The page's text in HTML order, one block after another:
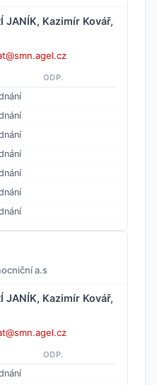
JANÍK, Kazimír Kovář,
ODP.
a.s
JANÍK, Kazimír Kovář,
ODP.